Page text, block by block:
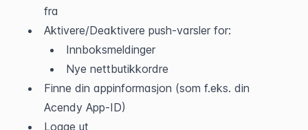
fra
Aktivere/Deaktivere push-varsler for:
Innboksmeldinger
Nye nettbutikkordre
Finne din appinformasjon (som f.eks. din
Acendy App-ID)
Logge ut